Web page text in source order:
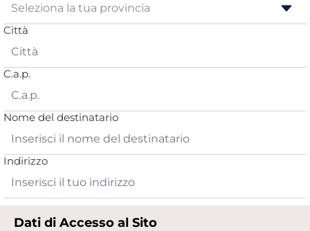
Città
C.a.p.
Nome del destinatario
Indirizzo
Dati di Accesso al Sito